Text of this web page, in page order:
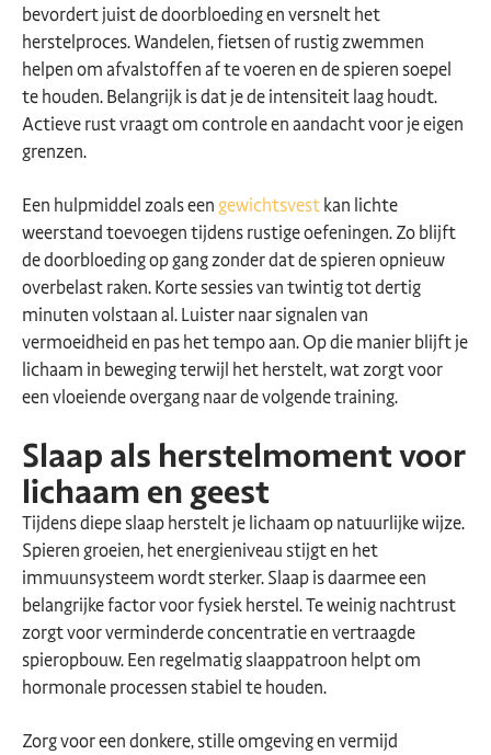
bevordert juist de doorbloeding en versnelt het
herstelproces. Wandelen, fietsen of rustig zwemmen
helpen om afvalstoffen af te voeren en de spieren soepel
te houden. Belangrijk is dat je de intensiteit laag houdt.
Actieve rust vraagt om controle en aandacht voor je eigen
grenzen.
Een hulpmiddel zoals een gewichtsvestkan lichte
weerstand toevoegen tijdens rustige oefeningen. Zo blijft
de doorbloeding op gang zonder dat de spieren opnieuw
overbelast raken. Korte sessies van twintig tot dertig
minuten volstaan al. Luister naar signalen van
vermoeidheid en pas het tempo aan. Op die manier blijft je
lichaam in beweging terwijl het herstelt, wat zorgt voor
een vloeiende overgang naar de volgende training.
Slaap als herstelmoment voor
lichaam en geest
Tijdens diepe slaap herstelt je lichaam op natuurlijke wijze.
Spieren groeien, het energieniveau stijgt en het
immuunsysteem wordt sterker. Slaap is daarmee een
belangrijke factor voor fysiek herstel. Te weinig nachtrust
zorgt voor verminderde concentratie en vertraagde
spieropbouw. Een regelmatig slaappatroon helpt om
hormonale processen stabiel te houden.
Zorg voor een donkere, stille omgeving en vermijd